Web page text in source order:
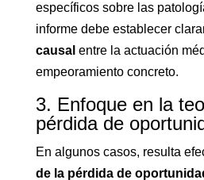
específicos sobre las
informe debe establecer
causal entre la actuación
empeoramiento concreto.
3. Enfoque en la
pérdida de
En algunos casos, resulta
de la pérdida de